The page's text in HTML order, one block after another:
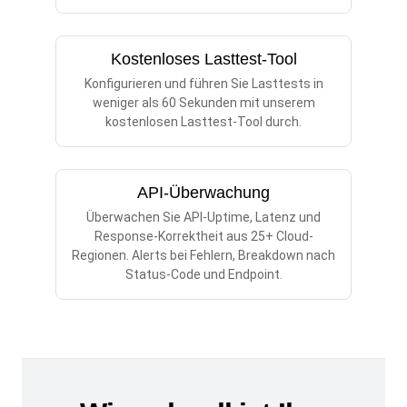
Kostenloses Lasttest-Tool
Konfigurieren und führen Sie Lasttests in
weniger als 60 Sekunden mit unserem
kostenlosen Lasttest-Tool durch.
API-Überwachung
Überwachen Sie API-Uptime, Latenz und
Response-Korrektheit aus 25+ Cloud-
Regionen. Alerts bei Fehlern, Breakdown nach
Status-Code und Endpoint.